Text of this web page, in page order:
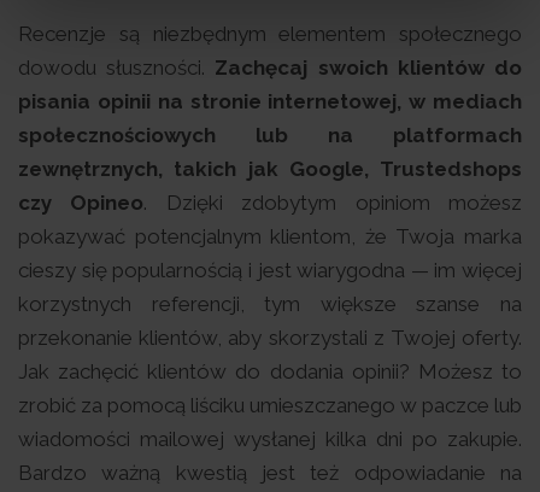
Recenzje są niezbędnym elementem społecznego
dowodu słuszności. Zachęcaj swoich klientów do
pisania opinii na stronie internetowej, w mediach
społecznościowych lub na platformach
zewnętrznych, takich jak Google, Trustedshops
czy Opineo. Dzięki zdobytym opiniom możesz
pokazywać potencjalnym klientom, że Twoja marka
cieszy się popularnością i jest wiarygodna — im więcej
korzystnych referencji, tym większe szanse na
przekonanie klientów, aby skorzystali z Twojej oferty.
Jak zachęcić klientów do dodania opinii? Możesz to
zrobić za pomocą liściku umieszczanego w paczce lub
wiadomości mailowej wysłanej kilka dni po zakupie.
Bardzo ważną kwestią jest też odpowiadanie na